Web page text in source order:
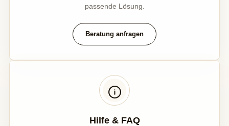
passende Lösung.
Beratung anfragen
Hilfe & FAQ